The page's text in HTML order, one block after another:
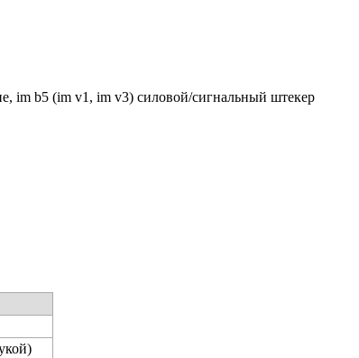
im b5 (im v1, im v3) силовой/сигнальный штекер